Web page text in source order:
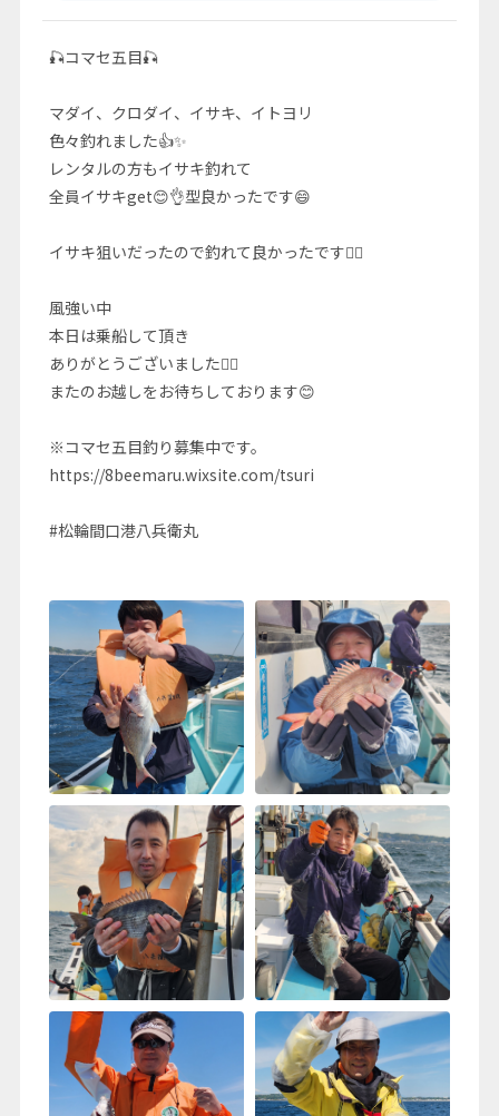
🎣コマセ五目🎣
マダイ、クロダイ、イサキ、イトヨリ
色々釣れました👍✨
レンタルの方もイサキ釣れて
全員イサキget😊👌型良かったです😄
イサキ狙いだったので釣れて良かったです🙆‍♂️
風強い中
本日は乗船して頂き
ありがとうございました🙇‍♂️
またのお越しをお待ちしております😊
※コマセ五目釣り募集中です。
https://8beemaru.wixsite.com/tsuri
#松輪間口港八兵衛丸